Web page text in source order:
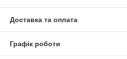
Доставка та оплата
Графік роботи